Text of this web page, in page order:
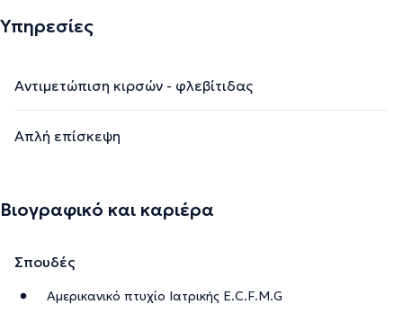
Υπηρεσίες
Αντιμετώπιση κιρσών - φλεβίτιδας
Απλή επίσκεψη
Βιογραφικό και καριέρα
Σπουδές
Αμερικανικό πτυχίο Ιατρικής E.C.F.M.G